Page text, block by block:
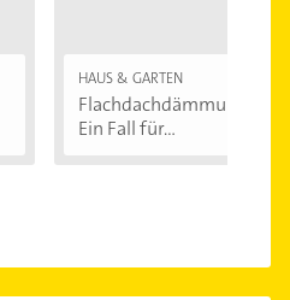
HAUS & GARTEN
Flachdachdämmung:
Ein Fall für...